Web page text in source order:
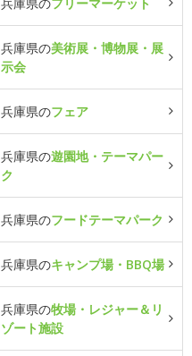
兵庫県の美術展・博物展・展
示会
兵庫県のフェア
兵庫県の遊園地・テーマパー
ク
兵庫県のフードテーマパーク
兵庫県のキャンプ場・BBQ場
兵庫県の牧場・レジャー＆リ
ゾート施設